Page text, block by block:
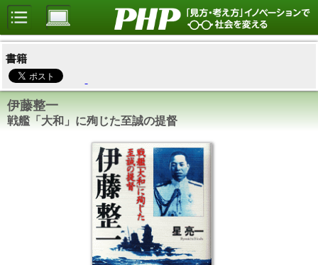
書籍
伊藤整一
戦艦「大和」に殉じた至誠の提督